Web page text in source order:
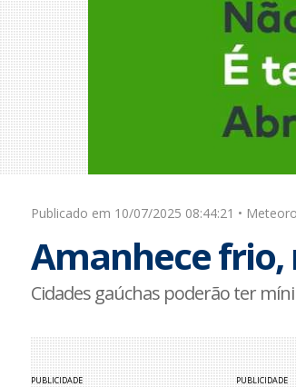
Publicado em 10/07/2025 08:44:21 •
Amanhece
Cidades gaúchas poderão ter
PUBLICIDADE PUBLICIDADE